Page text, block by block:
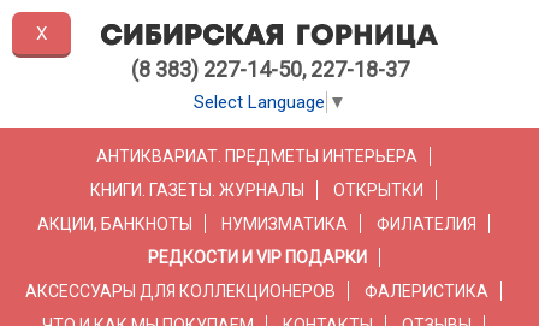
(8 383) 227-14-50, 227-18-37
Select Language ▼
АНТИКВАРИАТ. ПРЕДМЕТЫ ИНТЕРЬЕРА
КНИГИ. ГАЗЕТЫ. ЖУРНАЛЫ
ОТКРЫТКИ
АКЦИИ, БАНКНОТЫ
НУМИЗМАТИКА
ФИЛАТЕЛИЯ
РЕДКОСТИ И VIP ПОДАРКИ
АКСЕССУАРЫ ДЛЯ КОЛЛЕКЦИОНЕРОВ
ФАЛЕРИСТИКА
X